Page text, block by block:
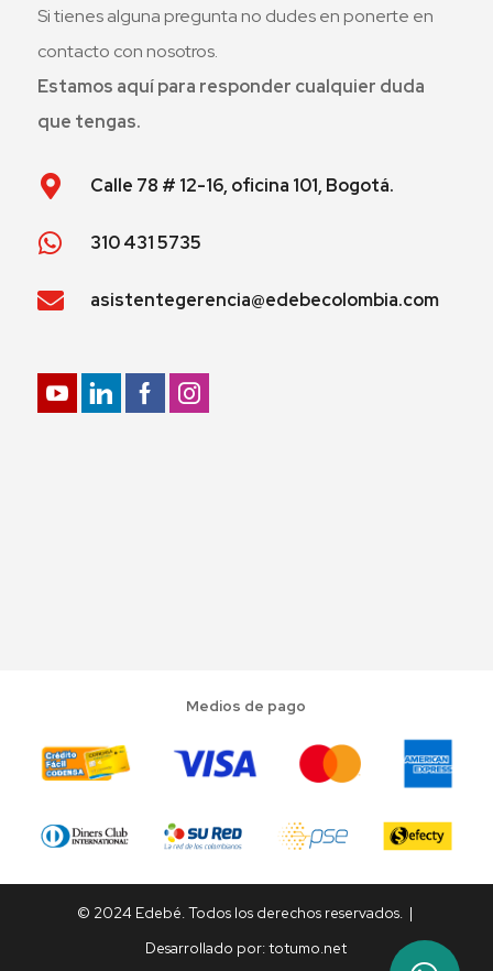
Si tienes alguna pregunta no dudes en ponerte en
contacto con nosotros.
Estamos aquí para responder cualquier duda
que tengas.
Calle 78 # 12-16, oficina 101, Bogotá.
310 431 5735
asistentegerencia@edebecolombia.com
Medios de pago
© 2024 Edebé. Todos los derechos reservados. |
Desarrollado por:totumo.net